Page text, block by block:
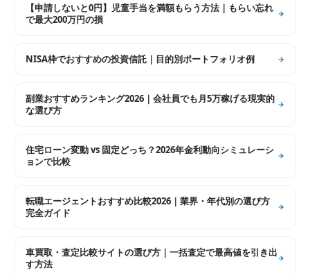
【申請しないと0円】児童手当を満額もらう方法｜もらい忘れ
で最大200万円の損
NISA枠でおすすめの投資信託｜目的別ポートフォリオ例
副業おすすめランキング2026｜会社員でも月5万稼げる現実的
な選び方
住宅ローン変動 vs 固定どっち？2026年金利動向シミュレーシ
ョンで比較
転職エージェントおすすめ比較2026｜業界・年代別の選び方
完全ガイド
車買取・査定比較サイトの選び方｜一括査定で最高値を引き出
す方法